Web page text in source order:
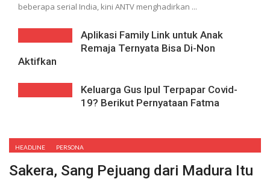
beberapa serial India, kini ANTV menghadirkan ...
Aplikasi Family Link untuk Anak
Remaja Ternyata Bisa Di-Non
Aktifkan
Keluarga Gus Ipul Terpapar Covid-
19? Berikut Pernyataan Fatma
HEADLINE PERSONA
Sakera, Sang Pejuang dari Madura Itu